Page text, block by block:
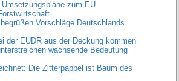
zum EU-
Vorschläge Deutschlands
der EUDR aus der Deckung kommen
wachsende Bedeutung
Die Zitterpappel ist Baum des